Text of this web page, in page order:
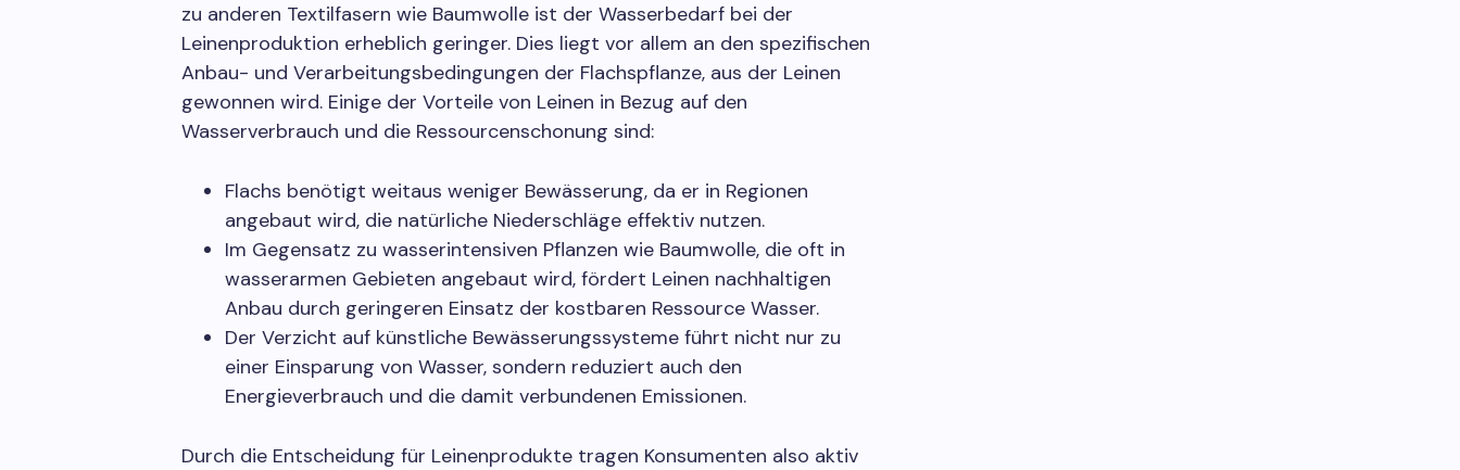
zu anderen Textilfasern wie Baumwolle ist der Wasserbedarf bei der
Leinenproduktion erheblich geringer. Dies liegt vor allem an den spezifischen
Anbau- und Verarbeitungsbedingungen der Flachspflanze, aus der Leinen
gewonnen wird. Einige der Vorteile von Leinen in Bezug auf den
Wasserverbrauch und die Ressourcenschonung sind:
Flachs benötigt weitaus weniger Bewässerung, da er in Regionen
angebaut wird, die natürliche Niederschläge effektiv nutzen.
Im Gegensatz zu wasserintensiven Pflanzen wie Baumwolle, die oft in
wasserarmen Gebieten angebaut wird, fördert Leinen nachhaltigen
Anbau durch geringeren Einsatz der kostbaren Ressource Wasser.
Der Verzicht auf künstliche Bewässerungssysteme führt nicht nur zu
einer Einsparung von Wasser, sondern reduziert auch den
Energieverbrauch und die damit verbundenen Emissionen.
Durch die Entscheidung für Leinenprodukte tragen Konsumenten also aktiv